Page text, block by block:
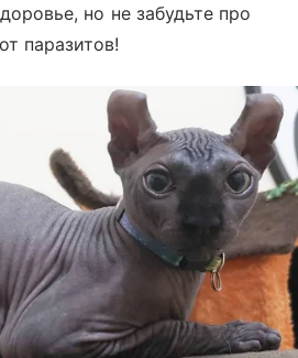
но не забудьте про
паразитов!